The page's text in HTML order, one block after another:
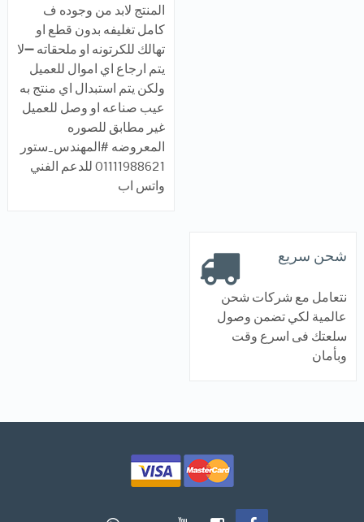
المنتج لابد من وجوده ف
كامل تغليفه بدون قطع او
تهالك للكرتونه او ملحقاته ➖لا
يتم ارجاع اي اموال للعميل
ولكن يتم استبدال اي منتج به
عيب صناعه او وصل للعميل
غير مطابق للصوره
المعروضه #المهندس_ستور
01111988621 للدعم الفني
واتس اب
شحن سريع
نتعامل مع شركات شحن
عالمية لكي تضمن وصول
سلعتك فى اسرع وقت
وبأمان